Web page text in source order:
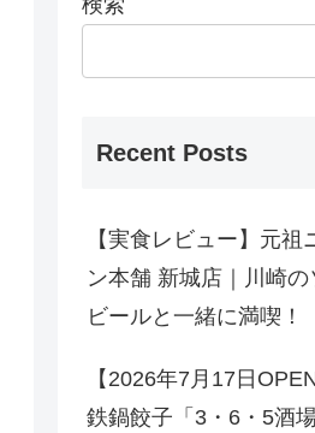
検索
Recent Posts
【実食レビュー】元祖
ン本舗 新城店｜川崎
ビールと一緒に満喫！
【2026年7月17日
鉄鍋餃子「3・6・5酒